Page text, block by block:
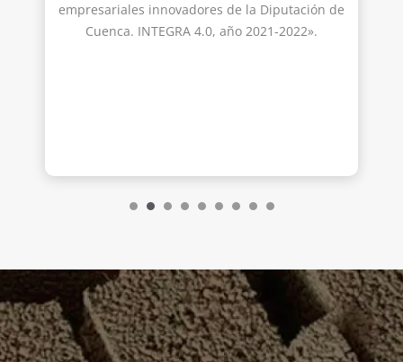
empresariales innovadores de la Diputación de
Cuenca. INTEGRA 4.0, año 2021-2022».